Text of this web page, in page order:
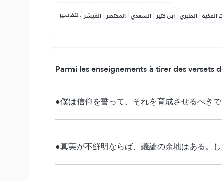
التفاسير: المُيسَّر المختصر السعدي ابن كثير الطبري المكية
Parmi les enseignements à tirer des versets
●僕は信仰を誓って、それを育成させるべき
●真実が不鮮明ならば、議論の余地はある。